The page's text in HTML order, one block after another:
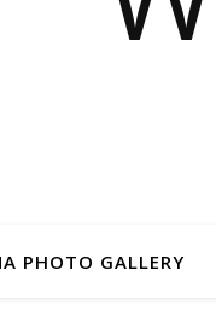
PHOTO GALLERY